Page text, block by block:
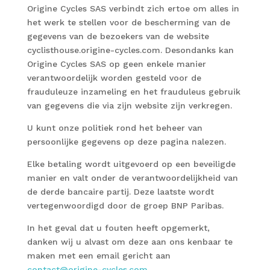
Origine Cycles SAS verbindt zich ertoe om alles in
het werk te stellen voor de bescherming van de
gegevens van de bezoekers van de website
cyclisthouse.origine-cycles.com. Desondanks kan
Origine Cycles SAS op geen enkele manier
verantwoordelijk worden gesteld voor de
frauduleuze inzameling en het frauduleus gebruik
van gegevens die via zijn website zijn verkregen.
U kunt onze politiek rond het beheer van
persoonlijke gegevens op deze pagina nalezen.
Elke betaling wordt uitgevoerd op een beveiligde
manier en valt onder de verantwoordelijkheid van
de derde bancaire partij. Deze laatste wordt
vertegenwoordigd door de groep BNP Paribas.
In het geval dat u fouten heeft opgemerkt,
danken wij u alvast om deze aan ons kenbaar te
maken met een email gericht aan